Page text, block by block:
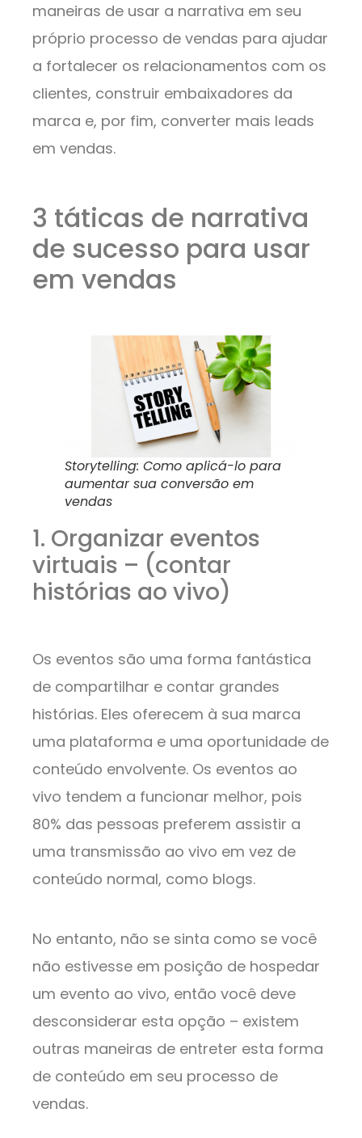
maneiras de usar a narrativa em seu
próprio processo de vendas para ajudar
a fortalecer os relacionamentos com os
clientes, construir embaixadores da
marca e, por fim, converter mais leads
em vendas.
3 táticas de narrativa
de sucesso para usar
em vendas
Storytelling: Como aplicá-lo para
aumentar sua conversão em
vendas
1. Organizar eventos
virtuais – (contar
histórias ao vivo)
Os eventos são uma forma fantástica
de compartilhar e contar grandes
histórias. Eles oferecem à sua marca
uma plataforma e uma oportunidade de
conteúdo envolvente. Os eventos ao
vivo tendem a funcionar melhor, pois
80% das pessoas preferem assistir a
uma transmissão ao vivo em vez de
conteúdo normal, como blogs.
No entanto, não se sinta como se você
não estivesse em posição de hospedar
um evento ao vivo, então você deve
desconsiderar esta opção – existem
outras maneiras de entreter esta forma
de conteúdo em seu processo de
vendas.